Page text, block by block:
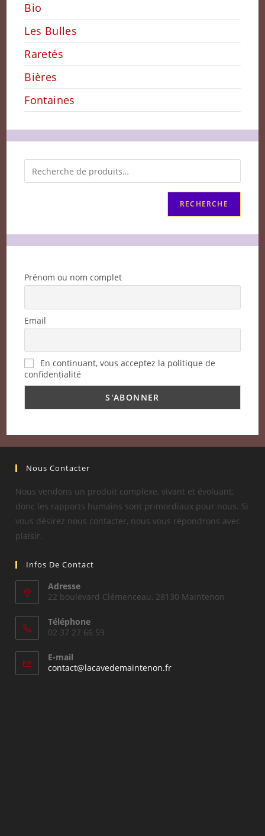
Bio
Les Bulles
Raretés
Bières
Fontaines
RECHERCHE
Prénom ou nom complet
Email
En continuant, vous acceptez la politique de
confidentialité
Nous Contacter
Nous vendons un produit complexe, vivant et évoluant;
donc les rapports humains sont primordiaux pour nous. Si
vous désirez nous contacter, nous vous répondrons avec
plaisir.
Infos De Contact
Adresse
22 boulevard Clémenceau, 28130 Maintenon
Téléphone
02 37 27 66 59
E-mail
contact@lacavedemaintenon.frS’ouvre